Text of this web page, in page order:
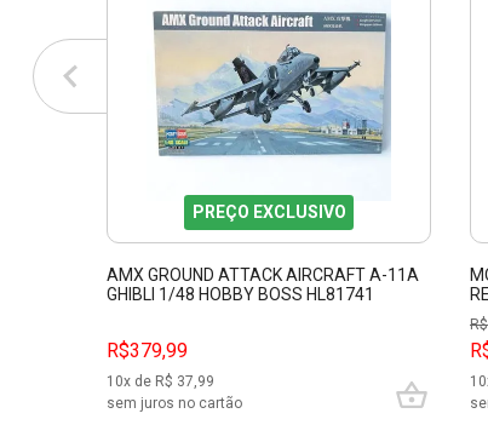
PREÇO EXCLUSIVO
AMX GROUND ATTACK AIRCRAFT A-11A
GHIBLI 1/48 HOBBY BOSS HL81741
R$379,99
10x de R$ 37,99
sem juros no cartão
R$
10